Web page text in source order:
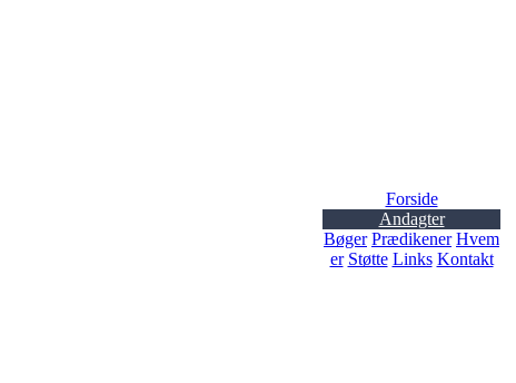
Forside
Andagter
Bøger Prædikener Hvem
er Støtte Links Kontakt